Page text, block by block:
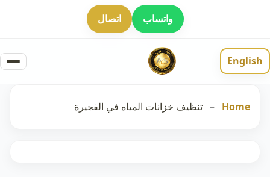
واتساب اتصال
English
Home
– تنظيف خزانات المياه في الفجيرة